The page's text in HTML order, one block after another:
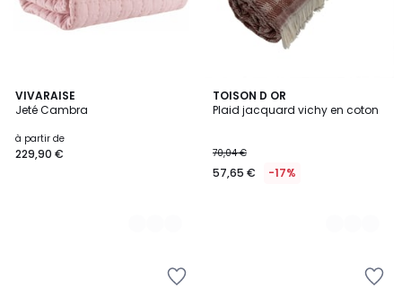
VIVARAISE
Jeté Cambra
à partir de
229,90 €
3
Couleurs
TOISON D OR
Plaid jacquard vichy en coton
70,04 €
57,65 € -17%
3
Couleurs